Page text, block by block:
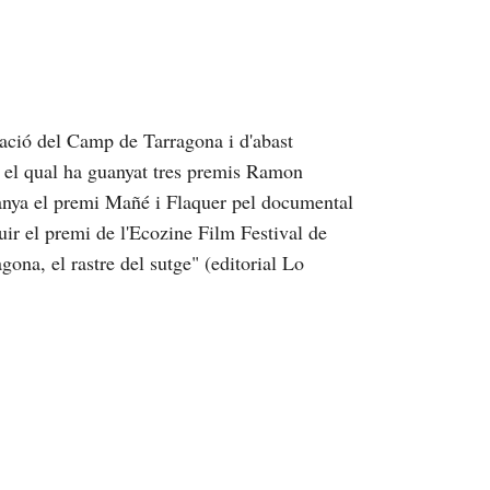
del Camp de Tarragona i d'abast
qual ha guanyat tres premis Ramon
el premi Mañé i Flaquer pel documental
el premi de l'Ecozine Film Festival de
el rastre del sutge" (editorial Lo